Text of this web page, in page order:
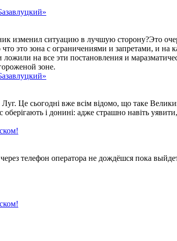
изменил ситуацию в лучшую сторону?Это
это зона с ограничениями и запретами, и на
на все эти постановления и
зоне.
Це сьогодні вже всім відомо, що таке
і донині: адже страшно навіть
телефон оператора не дождёшся пока